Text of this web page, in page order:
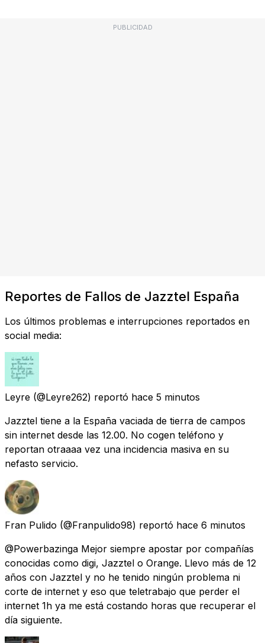
PUBLICIDAD
Reportes de Fallos de Jazztel España
Los últimos problemas e interrupciones reportados en
social media:
Leyre (@Leyre262) reportó hace 5 minutos
Jazztel tiene a la España vaciada de tierra de campos
sin internet desde las 12.00. No cogen teléfono y
reportan otraaaa vez una incidencia masiva en su
nefasto servicio.
Fran Pulido (@Franpulido98) reportó hace 6 minutos
@Powerbazinga Mejor siempre apostar por compañías
conocidas como digi, Jazztel o Orange. Llevo más de 12
años con Jazztel y no he tenido ningún problema ni
corte de internet y eso que teletrabajo que perder el
internet 1h ya me está costando horas que recuperar el
día siguiente.